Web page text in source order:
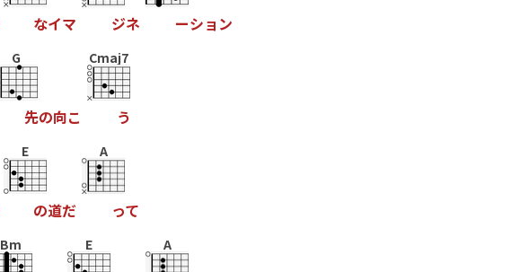
なイマ ジネ ーショ ン
G
先の向こ
Cmaj7
う
E
の道だ
A
って
Bm E A